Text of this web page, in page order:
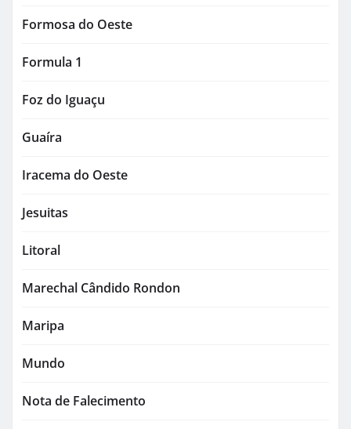
Formosa do Oeste
Formula 1
Foz do Iguaçu
Guaíra
Iracema do Oeste
Jesuitas
Litoral
Marechal Cândido Rondon
Maripa
Mundo
Nota de Falecimento